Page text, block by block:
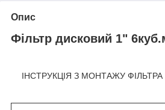
Опис
Фільтр дисковий 1"
ІНСТРУКЦІЯ З МОНТАЖУ